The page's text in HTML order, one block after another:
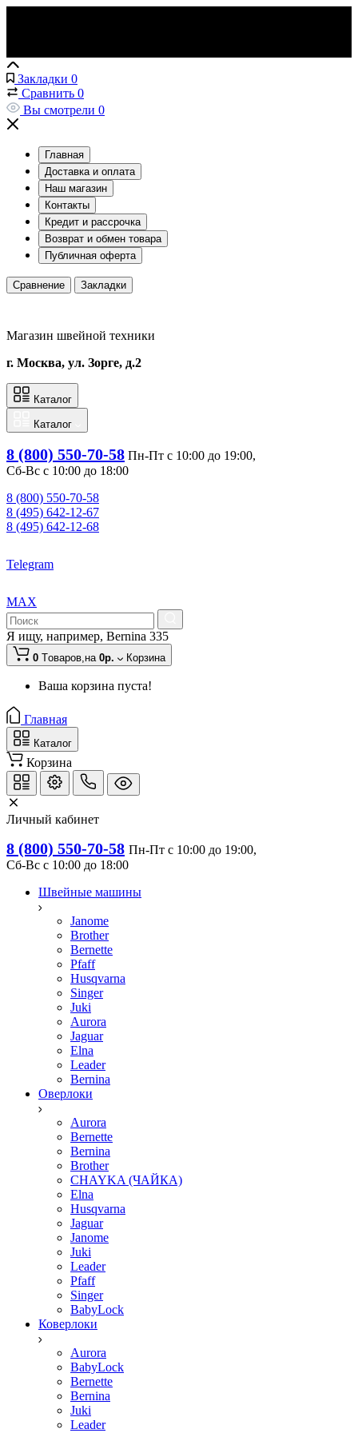
Закладки 0
Сравнить 0
Вы смотрели 0
Главная
Доставка и оплата
Наш магазин
Контакты
Кредит и рассрочка
Возврат и обмен товара
Публичная оферта
Сравнение Закладки
Магазин швейной техники
г. Москва, ул. Зорге, д.2
Каталог
Каталог
8 (800) 550-70-58 Пн-Пт с 10:00 до 19:00,
Сб-Вс с 10:00 до 18:00
8 (800) 550-70-58
8 (495) 642-12-67
8 (495) 642-12-68
Telegram
MAX
Я ищу, например, Bernina 335
0 Tоваров,на 0р. Корзина
Ваша корзина пуста!
Главная
Каталог
Корзина
Личный кабинет
8 (800) 550-70-58 Пн-Пт с 10:00 до 19:00,
Сб-Вс с 10:00 до 18:00
Швейные машины
Janome
Brother
Bernette
Pfaff
Husqvarna
Singer
Juki
Aurora
Jaguar
Elna
Leader
Bernina
Оверлоки
Aurora
Bernette
Bernina
Brother
CHAYKA (ЧАЙКА)
Elna
Husqvarna
Jaguar
Janome
Juki
Leader
Pfaff
Singer
BabyLock
Коверлоки
Aurora
BabyLock
Bernette
Bernina
Juki
Leader